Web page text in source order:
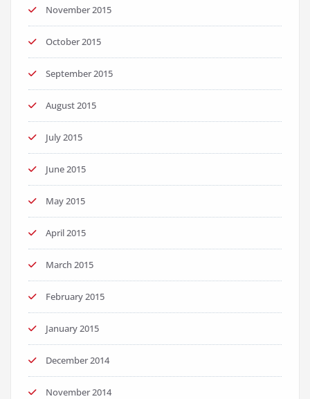
November 2015
October 2015
September 2015
August 2015
July 2015
June 2015
May 2015
April 2015
March 2015
February 2015
January 2015
December 2014
November 2014